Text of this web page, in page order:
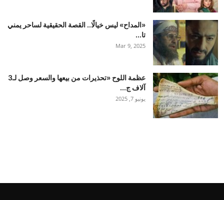
«المداح» ليس خيالًا.. القصة الحقيقية لساحر يمني
تا...
Mar 9, 2025
عظمة اللوح «تحذيرات من بيعها والسعر وصل لـ3
آلاف ج...
يونيو 7, 2025